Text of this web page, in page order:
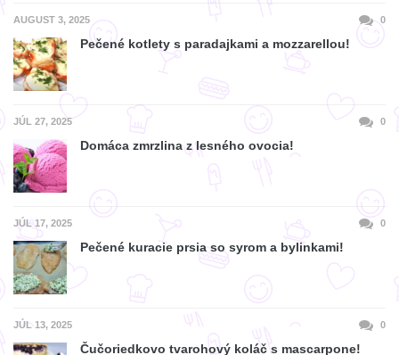
AUGUST 3, 2025 0
Pečené kotlety s paradajkami a mozzarellou!
JÚL 27, 2025 0
Domáca zmrzlina z lesného ovocia!
JÚL 17, 2025 0
Pečené kuracie prsia so syrom a bylinkami!
JÚL 13, 2025 0
Čučoriedkovo tvarohový koláč s mascarpone!